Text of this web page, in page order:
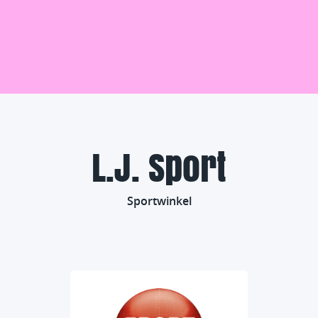
L.J. Sport
Sportwinkel